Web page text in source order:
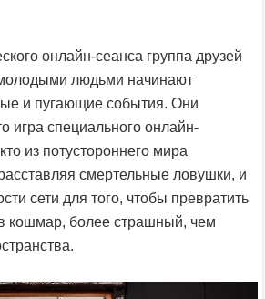
онлайн-сеанса группа друзей
людьми начинают
и пугающие события. Они
игра специального онлайн-
из потустороннего мира
смертельные ловушки, и
сети для того, чтобы превратить
кошмар, более страшный, чем